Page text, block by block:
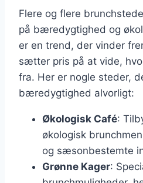
Flere og flere
på bæredygtighed og
er en trend, der vinder
sætter pris på at vide,
fra. Her er nogle steder,
bæredygtighed alvorligt:
Økologisk Café:
økologisk
og sæsonbestemte
Grønne Kager: